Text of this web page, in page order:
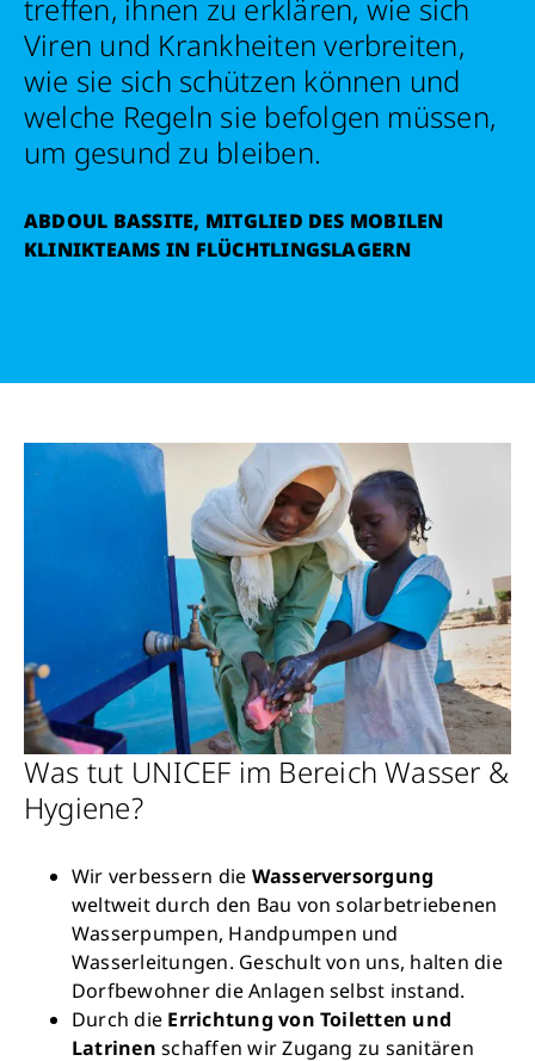
treffen, ihnen zu erklären, wie sich
Viren und Krankheiten verbreiten,
wie sie sich schützen können und
welche Regeln sie befolgen müssen,
um gesund zu bleiben.
ABDOUL BASSITE, MITGLIED DES MOBILEN
KLINIKTEAMS IN FLÜCHTLINGSLAGERN
Was tut UNICEF im Bereich Wasser &
Hygiene?
Wir verbessern die Wasserversorgung
weltweit durch den Bau von solarbetriebenen
Wasserpumpen, Handpumpen und
Wasserleitungen. Geschult von uns, halten die
Dorfbewohner die Anlagen selbst instand.
Durch die Errichtung von Toiletten und
Latrinen schaffen wir Zugang zu sanitären
Retten Sie noch heute Leben
Sauberes Trinkwasser bedeutet: weniger
Jetzt Leben retten